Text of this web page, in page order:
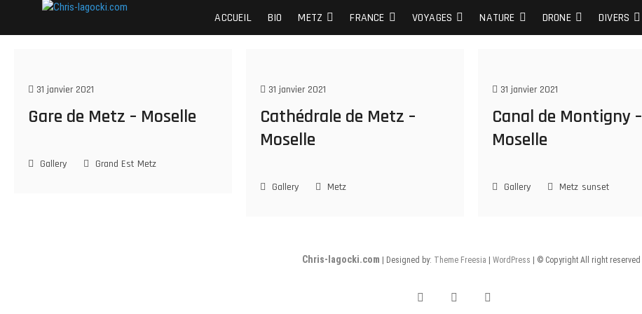
content
Chris-lagocki.com
CES PAGES POUR PRÉSENTER QUELQUES-UNES DE MES PLUS BELLES PHOTOS…
ACCUEIL BIO METZ FRANCE VOYAGES NATURE DRONE DIVERS
31 janvier 2021
Gare de Metz – Moselle
Gallery Grand Est Metz
31 janvier 2021
Cathédrale de Metz –
Moselle
Gallery Metz
31 janvier 2021
Canal de Montigny –
Moselle
Gallery Metz sunset
Chris-lagocki.com | Designed by: Theme Freesia WordPress | © Copyright All right reserved
FacebookInstagram